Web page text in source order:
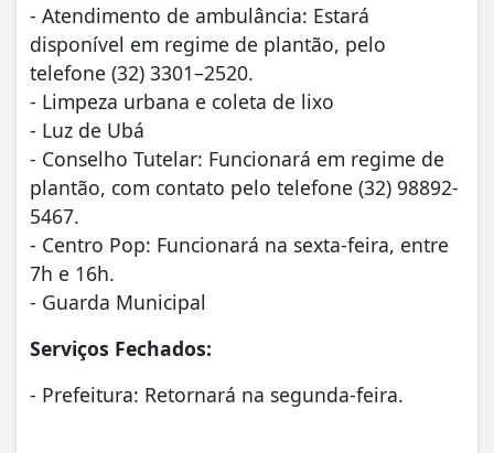
- Atendimento de ambulância: Estará
disponível em regime de plantão, pelo
telefone (32) 3301–2520.
- Limpeza urbana e coleta de lixo
- Luz de Ubá
- Conselho Tutelar: Funcionará em regime de
plantão, com contato pelo telefone (32) 98892-
5467.
- Centro Pop: Funcionará na sexta-feira, entre
7h e 16h.
- Guarda Municipal
Serviços Fechados:
- Prefeitura: Retornará na segunda-feira.